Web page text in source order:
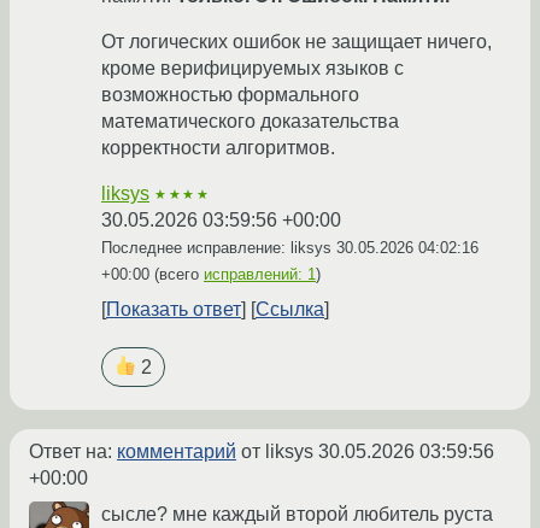
От логических ошибок не защищает ничего,
кроме верифицируемых языков с
возможностью формального
математического доказательства
корректности алгоритмов.
liksys ★★★★
30.05.2026 03:59:56 +00:00
Последнее исправление: liksys 30.05.2026 04:02:16
+00:00 (всего исправлений: 1)
Показать ответ Ссылка
2
Ответ на: комментарий от liksys 30.05.2026 03:59:56
+00:00
сысле? мне каждый второй любитель руста